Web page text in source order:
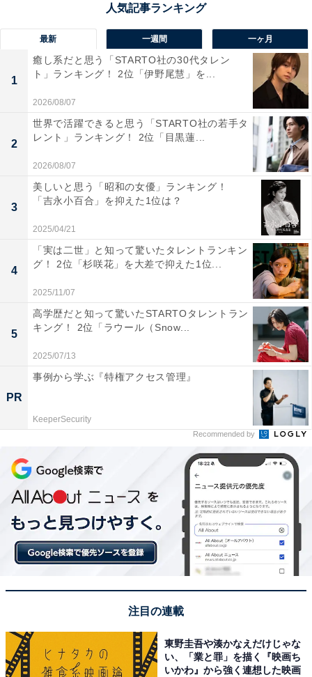
1位は「蔵王山」でした。新緑に覆われる初夏は、爽や
かな空気と共に広がる緑の景観が訪れる人々を魅了して
います。ロープウェイやドライブコースから眺める山並
みの美しさに加え、温泉との組み合わせも楽しめるスポ
回答者からは「新緑の中を走るドライブコースで、山々
の緑と残雪のコントラストが初夏ならではの美しさだか
ら」（30代女性／東京都）、「蔵王山は、新緑が一斉に
芽吹く初夏の時期に、爽やかな空気と壮大な自然の景色
を楽しめる場所です」（20代男性／愛知県）、「温泉街
から望む新緑の山並みに心が和むから」（20代女性／長
崎県）などのコメントが寄せられていました。
※回答コメントは原文ママです
12位までのランキング結果を見る
初夏に行きたい「秋田県の新緑が美しいスポッ
ト」ランキング！ 2位は「鏡沼（八幡平ドラゴ
ンアイ）」、1位は？
最新 一週間 一ヶ月
1
癒し系だと思う「STARTO社の30代タレン
ト」ランキング！ 2位「伊野尾慧」を...
2026/08/07
2
世界で活躍できると思う「STARTO社の若手タ
レント」ランキング！ 2位「目黒蓮...
2026/08/07
3
美しいと思う「昭和の女優」ランキング！
「吉永小百合」を抑えた1位は？
2025/04/21
4
「実は二世」と知って驚いたタレントランキン
グ！ 2位「杉咲花」を大差で抑えた1位...
2025/11/07
5
高学歴だと知って驚いたSTARTOタレントラン
キング！ 2位「ラウール（Snow...
2025/07/13
PR
事例から学ぶ『特権アクセス管理』
KeeperSecurity
Recommended by
注目の連載
東野圭吾や湊かなえだけじゃな
い、「業と罪」を描く『映画ち
いかわ』から強く連想した映画